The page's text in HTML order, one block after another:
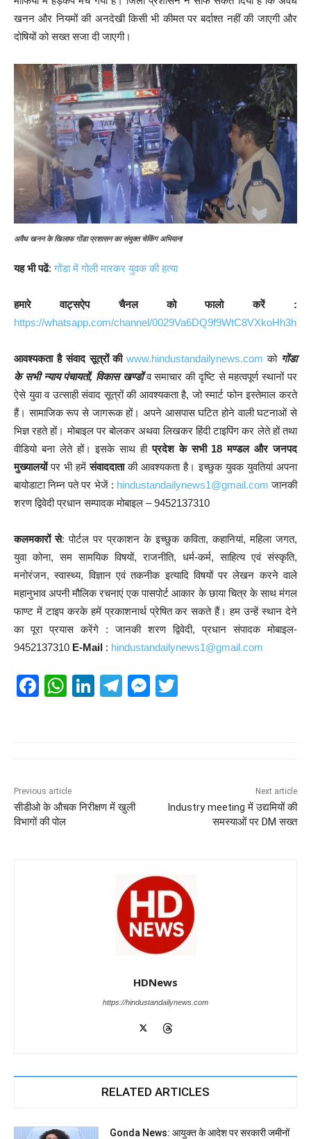
खनन और नियमों की अनदेखी किसी भी कीमत पर बर्दाश्त नहीं की जाएगी और
दोषियों को सख्त सजा दी जाएगी।
अवैध खनन के खिलाफ गोंडा प्रशासन का संयुक्त चेकिंग अभियान!
यह भी पढें:गोंडा में गोली मारकर युवक की हत्या
हमारे वाट्सऐप चैनल को फालो करें :
https://whatsapp.com/channel/0029Va6DQ9f9WtC8VXkoHh3h
आवश्यकता है संवाद सूत्रों की www.hindustandailynews.com को गोंडा
के सभी न्याय पंचायतों, विकास खण्डों व समाचार की दृष्टि से महत्वपूर्ण स्थानों पर
ऐसे युवा व उत्साही संवाद सूत्रों की आवश्यकता है, जो स्मार्ट फोन इस्तेमाल करते
हैं। सामाजिक रूप से जागरूक हों। अपने आसपास घटित होने वाली घटनाओं से
भिज्ञ रहते हों। मोबाइल पर बोलकर अथवा लिखकर हिंदी टाइपिंग कर लेते हों तथा
वीडियो बना लेते हों। इसके साथ हीप्रदेश के सभी 18 मण्डल और जनपद
मुख्यालयोंपर भी हमेंसंवाददाताकी आवश्यकता है। इच्छुक युवक युवतियां अपना
बायोडाटा निम्न पते पर भेजें : hindustandailynews1@gmail.com जानकी
शरण द्विवेदी प्रधान सम्पादक मोबाइल – 9452137310
कलमकारों से: पोर्टल पर प्रकाशन के इच्छुक कविता, कहानियां, महिला जगत,
युवा कोना, सम सामयिक विषयों, राजनीति, धर्म-कर्म, साहित्य एवं संस्कृति,
मनोरंजन, स्वास्थ्य, विज्ञान एवं तकनीक इत्यादि विषयों पर लेखन करने वाले
महानुभाव अपनी मौलिक रचनाएं एक पासपोर्ट आकार के छाया चित्र के साथ मंगल
फाण्ट में टाइप करके हमें प्रकाशनार्थ प्रेषित कर सकते हैं। हम उन्हें स्थान देने
का पूरा प्रयास करेंगे : जानकी शरण द्विवेदी, प्रधान संपादक मोबाइल-
9452137310 E-Mail : hindustandailynews1@gmail.com
F
o
o
W
p
p
Li
T
m
M
er
Previous article
सीडीओ के औचक निरीक्षण में खुली
विभागों की पोल
Next article
Industry meeting में उद्यमियों की
समस्याओं पर DM सख्त
HDNews
https://hindustandailynews.com
RELATED ARTICLES
Gonda News: आयुक्त के आदेश पर सरकारी जमीनों